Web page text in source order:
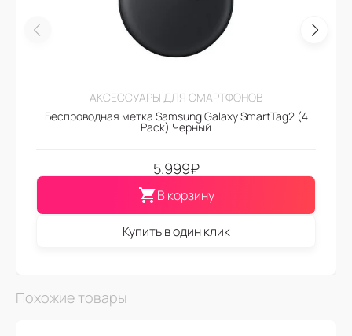
АКСЕССУАРЫ ДЛЯ СМАРТФОНОВ
Беспроводная метка Samsung Galaxy SmartTag2 (4
Pack) Черный
5.999₽
В корзину
Купить в один клик
Похожие товары